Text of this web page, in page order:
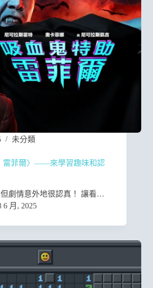
未分類
雷菲爾〉——來學習趣味和認
劇情意外地很認真！ 讓看…
6 月, 2025